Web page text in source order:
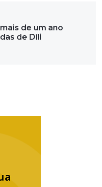
de um ano
de Díli